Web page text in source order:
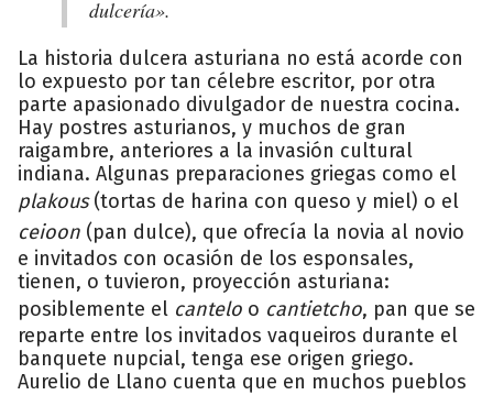
dulcería».
La historia dulcera asturiana no está acorde con
lo expuesto por tan célebre escritor, por otra
parte apasionado divulgador de nuestra cocina.
Hay postres asturianos, y muchos de gran
raigambre, anteriores a la invasión cultural
indiana. Algunas preparaciones griegas como el
plakous(tortas de harina con queso y miel) o el
ceioon (pan dulce), que ofrecía la novia al novio
e invitados con ocasión de los esponsales,
tienen, o tuvieron, proyección asturiana:
posiblemente el cantelo o cantietcho, pan que se
reparte entre los invitados vaqueiros durante el
banquete nupcial, tenga ese origen griego.
Aurelio de Llano cuenta que en muchos pueblos